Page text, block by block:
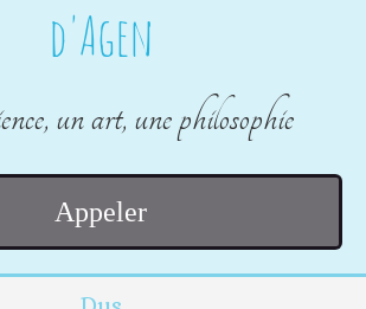
d'Agen
un art, une philosophie
Appeler